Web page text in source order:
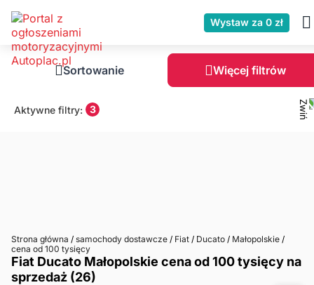
Wystaw za 0 zł
Sortowanie Więcej filtrów
Aktywne filtry: 3
Strona główna / samochody dostawcze / Fiat / Ducato / Małopolskie /
cena od 100 tysięcy
Fiat Ducato Małopolskie cena od 100 tysięcy na
sprzedaż (26)